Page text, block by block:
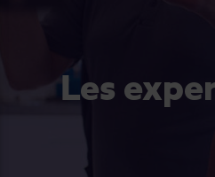
Les experts du volet